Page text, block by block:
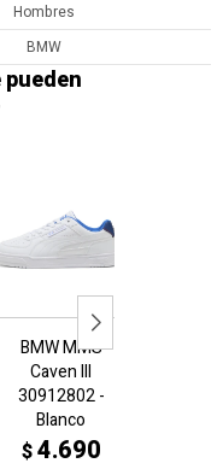
Hombres
BMW
BMW MMS
Caven III
30912802 -
Blanco
$4.690